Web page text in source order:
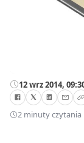
12 wrz 2014,
2 minuty czytania